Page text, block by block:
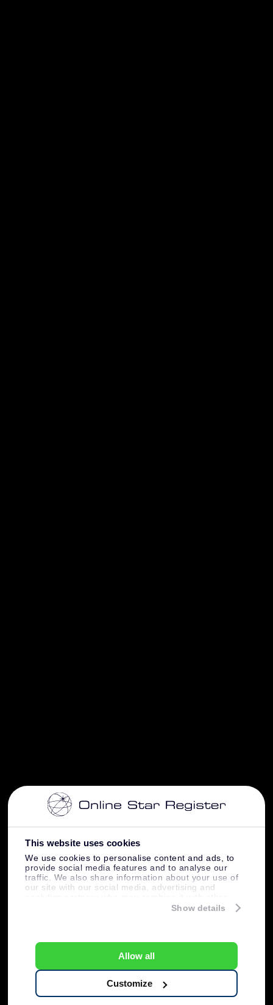
This website uses cookies
We use cookies to personalise content and ads, to
provide social media features and to analyse our
traffic. We also share information about your use of
our site with our social media, advertising and
information that you’ve provided to them or that
Show details
Allow all
Customize